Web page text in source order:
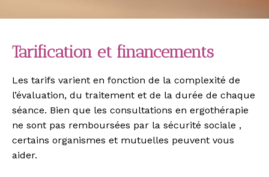
Tarification et financements
Les tarifs varient en fonction de la complexité de
l’évaluation, du traitement et de la durée de chaque
séance. Bien que les consultations en ergothérapie
ne sont pas remboursées par la sécurité sociale ,
certains organismes et mutuelles peuvent vous
aider.